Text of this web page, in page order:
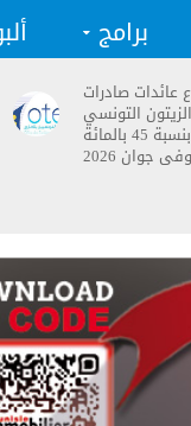
برامج
عائدات صادرات
التونسي
بنسبة 45 بالمائة
جوان 2026